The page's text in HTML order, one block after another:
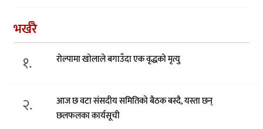
भर्खरै
१. रोल्पामा खोलाले बगाउँदा एक वृद्धको मृत्यु
२.
आज छ वटा संसदीय समितिको बैठक बस्दै, यस्ता छन्
छलफलका कार्यसूची